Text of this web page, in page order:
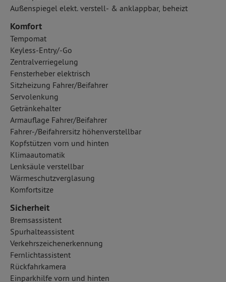
Außenspiegel elekt. verstell- & anklappbar, beheizt
Komfort
Tempomat
Keyless-Entry/-Go
Zentralverriegelung
Fensterheber elektrisch
Sitzheizung Fahrer/Beifahrer
Servolenkung
Getränkehalter
Armauflage Fahrer/Beifahrer
Fahrer-/Beifahrersitz höhenverstellbar
Kopfstützen vorn und hinten
Klimaautomatik
Lenksäule verstellbar
Wärmeschutzverglasung
Komfortsitze
Sicherheit
Bremsassistent
Spurhalteassistent
Verkehrszeichenerkennung
Fernlichtassistent
Rückfahrkamera
Einparkhilfe vorn und hinten